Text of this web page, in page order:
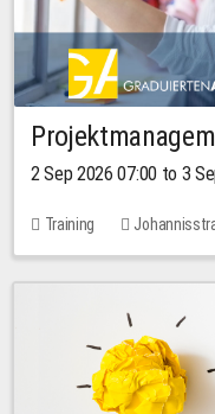
2 Sep 2026 07:00 to 3
Training
No free places
30.00